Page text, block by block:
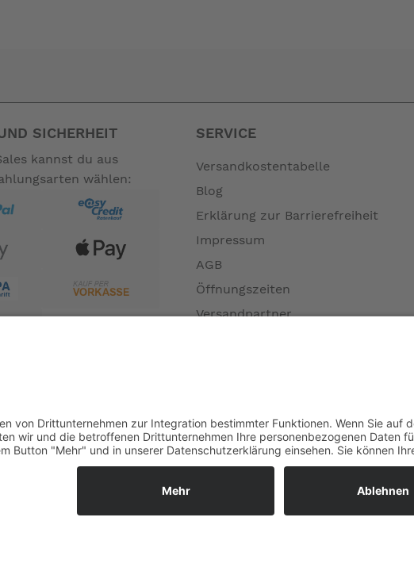
SICHERHEIT
kannst du aus
wählen:
SERVICE
Versandkostentabelle
Blog
Erklärung zur Barrierefreiheit
Impressum
AGB
Öffnungszeiten
Versandpartner
Widerrufsrecht MS
Widerrufsrecht bei Dienstleistungen